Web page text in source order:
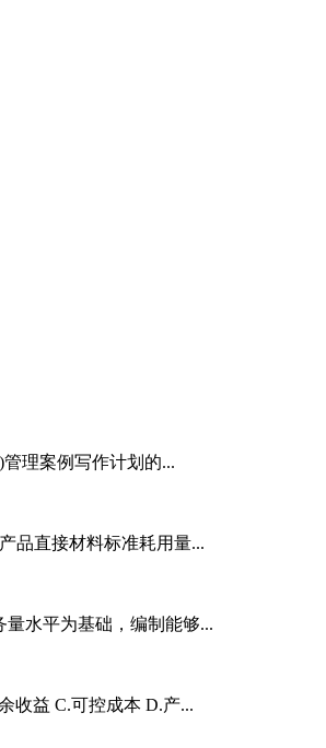
理案例写作计划的...
品直接材料标准耗用量...
水平为基础，编制能够...
收益 C.可控成本 D.产...